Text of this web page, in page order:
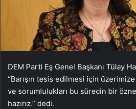
DEM Parti Eş Genel Başkanı Tülay
“Barışın tesis edilmesi için
ve sorumlulukları bu sürecin bir
hazırız.” dedi.